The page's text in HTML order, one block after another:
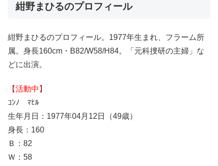
紺野まひるのプロフィール
紺野まひるのプロフィール。1977年生まれ、フラーム所
属。身長160cm・B82/W58/H84。「元科捜研の主婦」な
どに出演。
【活動中】
ｺﾝﾉ ﾏﾋﾙ
生年月日：1977年04月12日（49歳）
身長：160
Ｂ：82
Ｗ：58